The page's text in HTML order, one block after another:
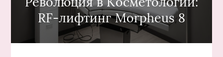
RF-лифтинг Morpheus 8